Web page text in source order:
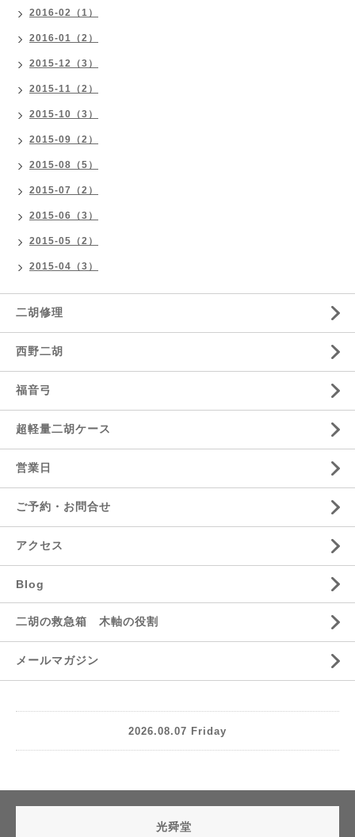
2016-02（1）
2016-01（2）
2015-12（3）
2015-11（2）
2015-10（3）
2015-09（2）
2015-08（5）
2015-07（2）
2015-06（3）
2015-05（2）
2015-04（3）
二胡修理
西野二胡
福音弓
超軽量二胡ケース
営業日
ご予約・お問合せ
アクセス
Blog
二胡の救急箱 木軸の役割
メールマガジン
2026.08.07 Friday
光舜堂